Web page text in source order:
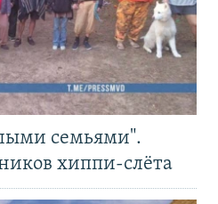
семьями".
хиппи-слёта